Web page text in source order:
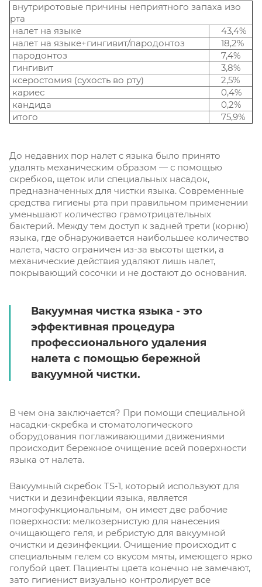
внутриротовые причины неприятного запаха изо
рта
налет на языке
43,4%
налет на языке+гингивит/пародонтоз
18,2%
пародонтоз
7,4%
гингивит
3,8%
ксеростомия (сухость во рту)
2,5%
кариес
0,4%
кандида
0,2%
итого
75,9%
До недавних пор налет с языка было принято
удалять механическим образом — с помощью
скребков, щеток или специальных насадок,
предназначенных для чистки языка. Современные
средства гигиены рта при правильном применении
уменьшают количество грамотрицательных
бактерий. Между тем доступ к задней трети (корню)
языка, где обнаруживается наибольшее количество
налета, часто ограничен из-за высоты щетки, а
механические действия удаляют лишь налет,
покрывающий сосочки и не достают до основания.
Вакуумная чистка языка - это
эффективная процедура
профессионального удаления
налета с помощью бережной
вакуумной чистки.
В чем она заключается? При помощи специальной
насадки-скребка и стоматологического
оборудования поглаживающими движениями
происходит бережное очищение всей поверхности
языка от налета.
Вакуумный скребок TS-1, который используют для
чистки и дезинфекции языка, является
многофункциональным, он имеет две рабочие
поверхности: мелкозернистую для нанесения
очищающего геля, и ребристую для вакуумной
очистки и дезинфекции. Очищение происходит с
специальным гелем со вкусом мяты, имеющего ярко
голубой цвет. Пациенты цвета конечно не замечают,
зато гигиенист визуально контролирует все